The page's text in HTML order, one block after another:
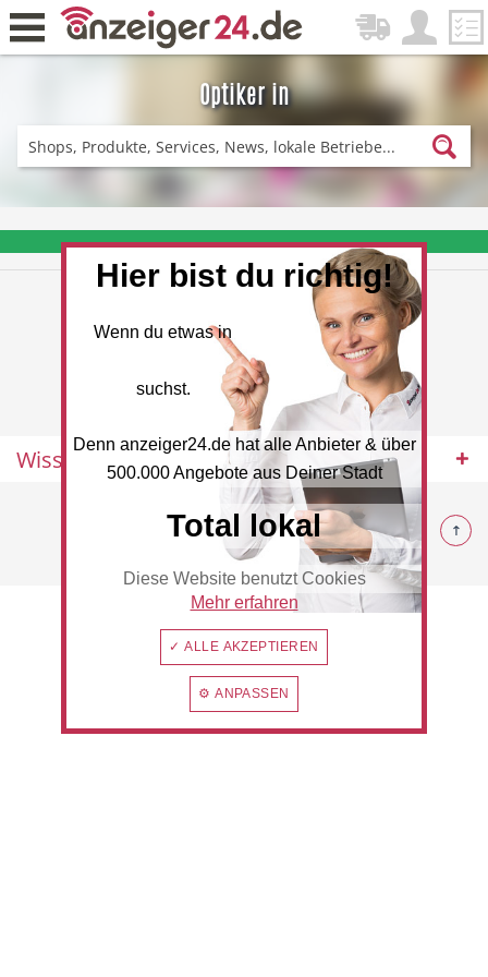
Optiker in
Zurück
Einkaufen
Restaurant Hotel
Auto
Handwerk Sport & Freizeit
❤️ Aktuelle Angebote & Prospekte per Newsletter erhalten
Wissenswertes
Hier bist du richtig!
Wenn du etwas in
suchst.
Denn anzeiger24.de hat alle Anbieter & über
500.000 Angebote aus Deiner Stadt
Total lokal
Diese Website benutzt Cookies
Mehr erfahren
✓ ALLE AKZEPTIEREN
⚙ ANPASSEN